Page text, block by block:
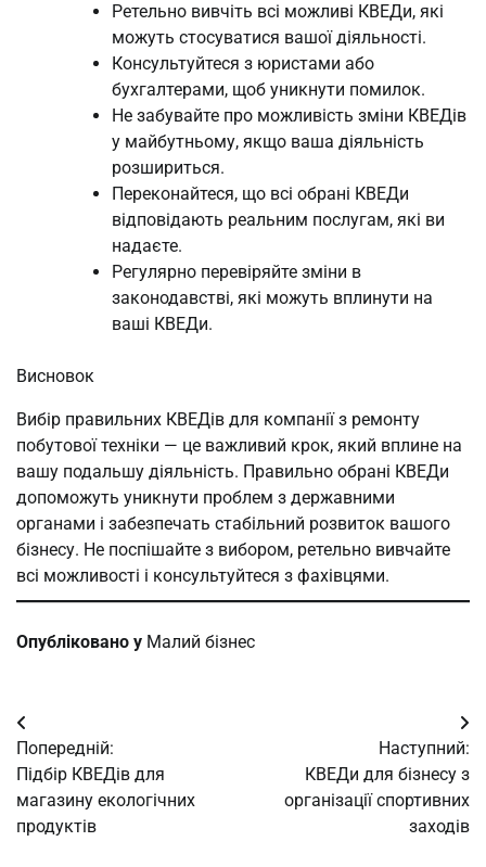
Ретельно вивчіть всі можливі КВЕДи, які
можуть стосуватися вашої діяльності.
Консультуйтеся з юристами або
бухгалтерами, щоб уникнути помилок.
Не забувайте про можливість зміни КВЕДів
у майбутньому, якщо ваша діяльність
розшириться.
Переконайтеся, що всі обрані КВЕДи
відповідають реальним послугам, які ви
надаєте.
Регулярно перевіряйте зміни в
законодавстві, які можуть вплинути на
ваші КВЕДи.
Висновок
Вибір правильних КВЕДів для компанії з ремонту
побутової техніки — це важливий крок, який вплине на
вашу подальшу діяльність. Правильно обрані КВЕДи
допоможуть уникнути проблем з державними
органами і забезпечать стабільний розвиток вашого
бізнесу. Не поспішайте з вибором, ретельно вивчайте
всі можливості і консультуйтеся з фахівцями.
Опубліковано у Малий бізнес
Навігація
записів
Попередній:
Підбір КВЕДів для
магазину екологічних
продуктів
Наступний:
КВЕДи для бізнесу з
організації спортивних
заходів